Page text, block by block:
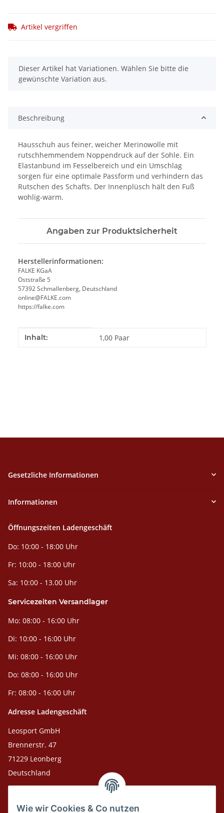
Wie wir Cookies & Co nutzen
Artikel vergriffen
x
Dieser Artikel hat Variationen. Wählen Sie bitte die
gewünschte Variation aus.
Beschreibung
Hausschuh aus feiner, weicher Merinowolle mit
rutschhemmendem Noppendruck auf der Sohle. Ein
Elastanbund im Fesselbereich und ein Umschlag
sorgen für eine optimale Passform und verhindern das
Rutschen des Schafts. Der Innenplüsch hält den Fuß
wohlig-warm.
Angaben zur Produktsicherheit
Herstellerinformationen:
FALKE KGaA
Oststraße 5
57392 Schmallenberg, Deutschland
online@FALKE.com
https://falke.com
Produkteigenschaft
Wert
Inhalt: 1,00 Paar
Gesetzliche Informationen
Informationen
Öffnungszeiten Ladengeschäft
Do: 10:00 - 18:00 Uhr
Fr: 10:00 - 18:00 Uhr
Sa: 10:00 - 13.00 Uhr
Servicezeiten Versandlager
Mo: 08:00 - 16:00 Uhr
Di: 10:00 - 16:00 Uhr
Mi: 08:00 - 16:00 Uhr
Do: 08:00 - 16:00 Uhr
Fr: 08:00 - 16:00 Uhr
Adresse Ladengeschäft
Leosport GmbH
Brennerstr. 47
71229 Leonberg
Deutschland
Leosport GmbH